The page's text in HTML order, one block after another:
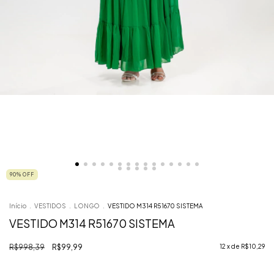
90% OFF
Início VESTIDOS LONGO VESTIDO M314 R51670 SISTEMA
VESTIDO M314 R51670 SISTEMA
R$998,39 R$99,99 12 x de R$10,29